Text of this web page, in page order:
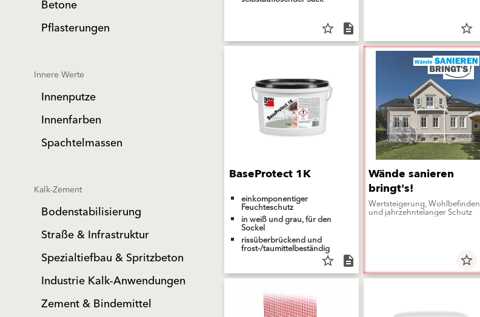
Betone
Pflasterungen
Innere Werte
Innenputze
Innenfarben
Spachtelmassen
Kalk-Zement
Bodenstabilisierung
Straße & Infrastruktur
Spezialtiefbau & Spritzbeton
Industrie Kalk-Anwendungen
Zement & Bindemittel
star_border description star_border
BaseProtect 1K
einkomponentiger
Feuchteschutz
in weiß und grau, für den
Sockel
rissüberbrückend und
frost-/taumittelbeständig
star_border description
Wände sanieren
bringt's!
Wertsteigerung, Wohlbefinden
und jahrzehntelanger Schutz
star_border